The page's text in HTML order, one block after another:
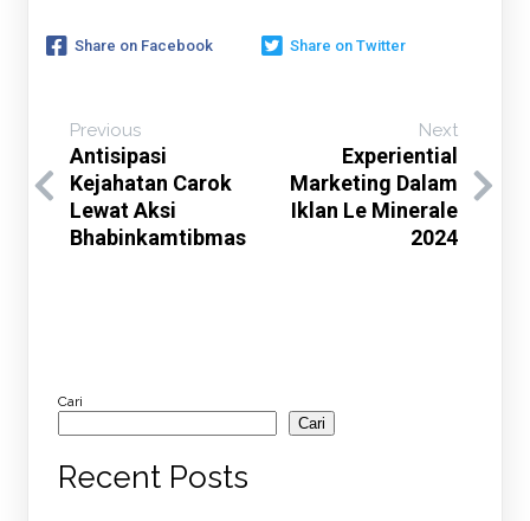
Share on Facebook Share on Twitter
Previous
Antisipasi
Kejahatan Carok
Lewat Aksi
Bhabinkamtibmas
Next
Experiential
Marketing Dalam
Iklan Le Minerale
2024
Cari
Cari
Recent Posts